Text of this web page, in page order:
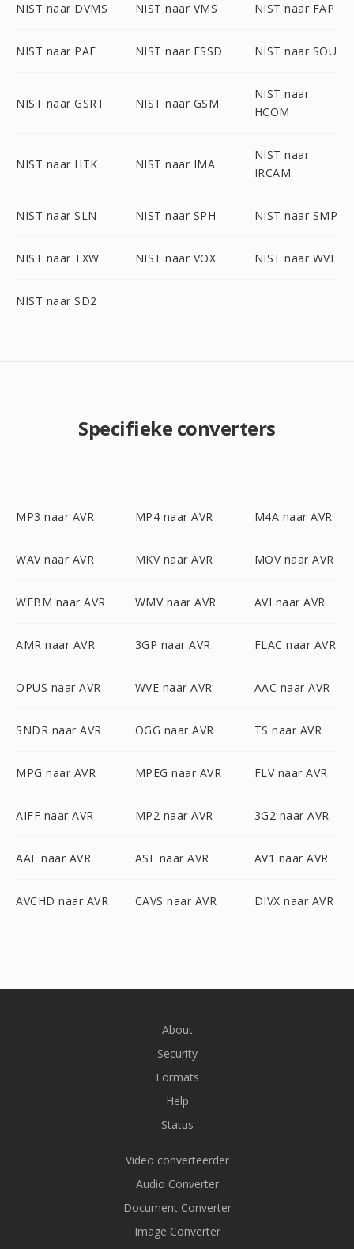
NIST naar DVMS NIST naar VMS NIST naar FAP
NIST naar PAF NIST naar FSSD NIST naar SOU
NIST naar GSRT NIST naar GSM
NIST naar
HCOM
NIST naar HTK NIST naar IMA
NIST naar
IRCAM
NIST naar SLN NIST naar SPH NIST naar SMP
NIST naar TXW NIST naar VOX NIST naar WVE
NIST naar SD2
Specifieke converters
MP3 naar AVR MP4 naar AVR M4A naar AVR
WAV naar AVR MKV naar AVR MOV naar AVR
WEBM naar AVR WMV naar AVR AVI naar AVR
AMR naar AVR 3GP naar AVR FLAC naar AVR
OPUS naar AVR WVE naar AVR AAC naar AVR
SNDR naar AVR OGG naar AVR TS naar AVR
MPG naar AVR MPEG naar AVR FLV naar AVR
AIFF naar AVR MP2 naar AVR 3G2 naar AVR
AAF naar AVR ASF naar AVR AV1 naar AVR
AVCHD naar AVR CAVS naar AVR DIVX naar AVR
About
Security
Formats
Help
Status
Video converteerder
Audio Converter
Document Converter
Image Converter